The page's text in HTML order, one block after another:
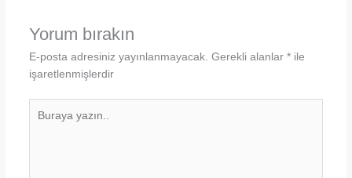
Yorum bırakın
E-posta adresiniz yayınlanmayacak. Gerekli alanlar *ile
işaretlenmişlerdir